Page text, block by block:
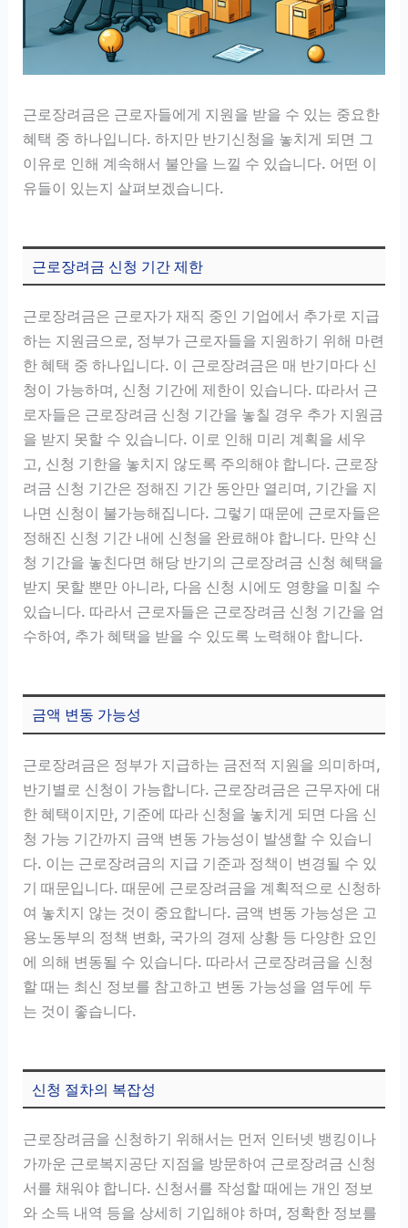
근로장려금은 근로자들에게 지원을 받을 수 있는 중요한
혜택 중 하나입니다. 하지만 반기신청을 놓치게 되면 그
이유로 인해 계속해서 불안을 느낄 수 있습니다. 어떤 이
유들이 있는지 살펴보겠습니다.
근로장려금 신청 기간 제한
근로장려금은 근로자가 재직 중인 기업에서 추가로 지급
하는 지원금으로, 정부가 근로자들을 지원하기 위해 마련
한 혜택 중 하나입니다. 이 근로장려금은 매 반기마다 신
청이 가능하며, 신청 기간에 제한이 있습니다. 따라서 근
로자들은 근로장려금 신청 기간을 놓칠 경우 추가 지원금
을 받지 못할 수 있습니다. 이로 인해 미리 계획을 세우
고, 신청 기한을 놓치지 않도록 주의해야 합니다. 근로장
려금 신청 기간은 정해진 기간 동안만 열리며, 기간을 지
나면 신청이 불가능해집니다. 그렇기 때문에 근로자들은
정해진 신청 기간 내에 신청을 완료해야 합니다. 만약 신
청 기간을 놓친다면 해당 반기의 근로장려금 신청 혜택을
받지 못할 뿐만 아니라, 다음 신청 시에도 영향을 미칠 수
있습니다. 따라서 근로자들은 근로장려금 신청 기간을 엄
수하여, 추가 혜택을 받을 수 있도록 노력해야 합니다.
금액 변동 가능성
근로장려금은 정부가 지급하는 금전적 지원을 의미하며,
반기별로 신청이 가능합니다. 근로장려금은 근무자에 대
한 혜택이지만, 기준에 따라 신청을 놓치게 되면 다음 신
청 가능 기간까지 금액 변동 가능성이 발생할 수 있습니
다. 이는 근로장려금의 지급 기준과 정책이 변경될 수 있
기 때문입니다. 때문에 근로장려금을 계획적으로 신청하
여 놓치지 않는 것이 중요합니다. 금액 변동 가능성은 고
용노동부의 정책 변화, 국가의 경제 상황 등 다양한 요인
에 의해 변동될 수 있습니다. 따라서 근로장려금을 신청
할 때는 최신 정보를 참고하고 변동 가능성을 염두에 두
는 것이 좋습니다.
신청 절차의 복잡성
근로장려금을 신청하기 위해서는 먼저 인터넷 뱅킹이나
가까운 근로복지공단 지점을 방문하여 근로장려금 신청
서를 채워야 합니다. 신청서를 작성할 때에는 개인 정보
와 소득 내역 등을 상세히 기입해야 하며, 정확한 정보를